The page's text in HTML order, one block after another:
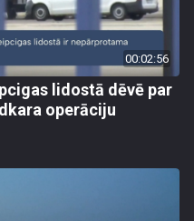
00:02:56
lidostā dēvē par
operāciju